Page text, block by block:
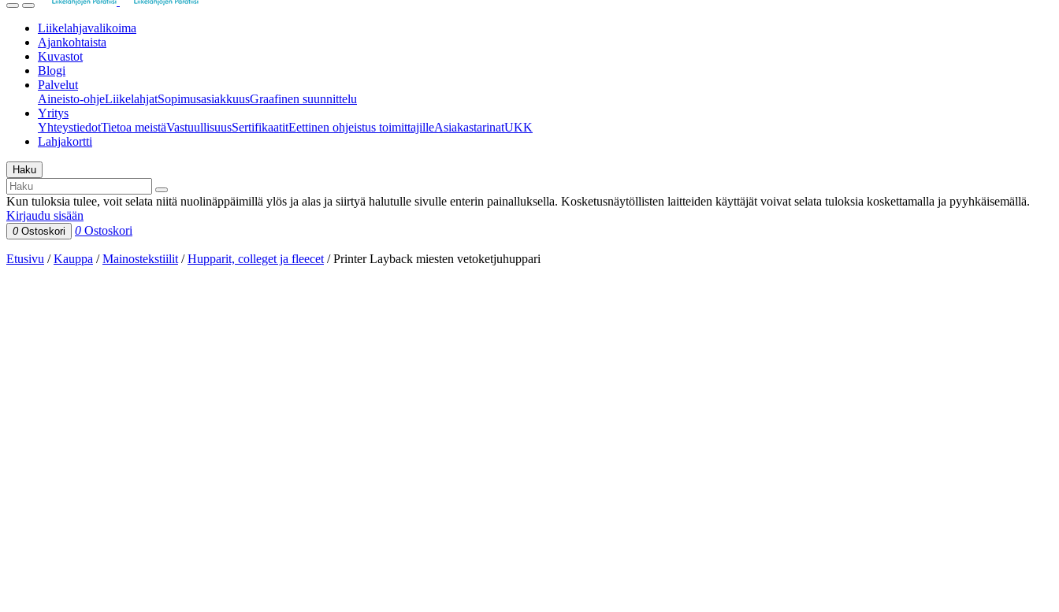
Liikelahjavalikoima
Ajankohtaista
Kuvastot
Blogi
Palvelut
Aineisto-ohjeLiikelahjatSopimusasiakkuusGraafinen suunnittelu
Yritys
YhteystiedotTietoa meistäVastuullisuusSertifikaatitEettinen ohjeistus toimittajilleAsiakastarinatUKK
Lahjakortti
Haku
Kun tuloksia tulee, voit selata niitä nuolinäppäimillä ylös ja alas ja siirtyä halutulle sivulle enterin painalluksella. Kosketusnäytöllisten laitteiden käyttäjät voivat selata tuloksia koskettamalla ja pyyhkäisemällä.
Kirjaudu sisään
0 Ostoskori 0 Ostoskori
Etusivu /Kauppa /Mainostekstiilit /Hupparit, colleget ja fleecet /Printer Layback miesten vetoketjuhuppari